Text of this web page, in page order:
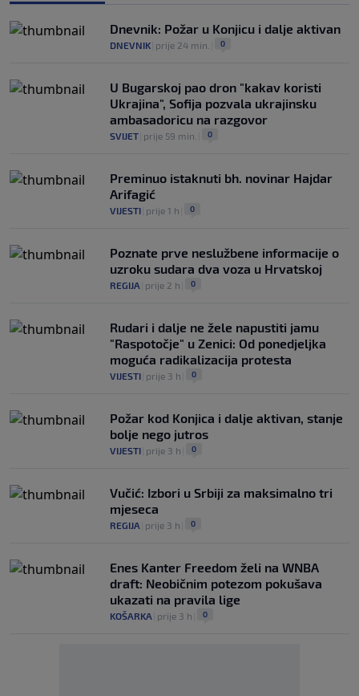
FIFA-e je vaš novac", danas se suočava s
najvećom krizom
| prije 3 h
Dnevnik: Požar u Konjicu i dalje aktivan
DNEVNIK prije 24 min. 0
U Bugarskoj pao dron "kakav koristi
Ukrajina", Sofija pozvala ukrajinsku
ambasadoricu na razgovor
SVIJET prije 59 min. 0
Preminuo istaknuti bh. novinar Hajdar
Arifagić
VIJESTI prije 1 h 0
Poznate prve neslužbene informacije o
uzroku sudara dva voza u Hrvatskoj
REGIJA prije 2 h 0
Rudari i dalje ne žele napustiti jamu
"Raspotočje" u Zenici: Od ponedjeljka
moguća radikalizacija protesta
VIJESTI prije 3 h 0
Požar kod Konjica i dalje aktivan, stanje
bolje nego jutros
VIJESTI prije 3 h 0
Vučić: Izbori u Srbiji za maksimalno tri
mjeseca
REGIJA prije 3 h 0
Enes Kanter Freedom želi na WNBA
draft: Neobičnim potezom pokušava
ukazati na pravila lige
KOŠARKA prije 3 h 0